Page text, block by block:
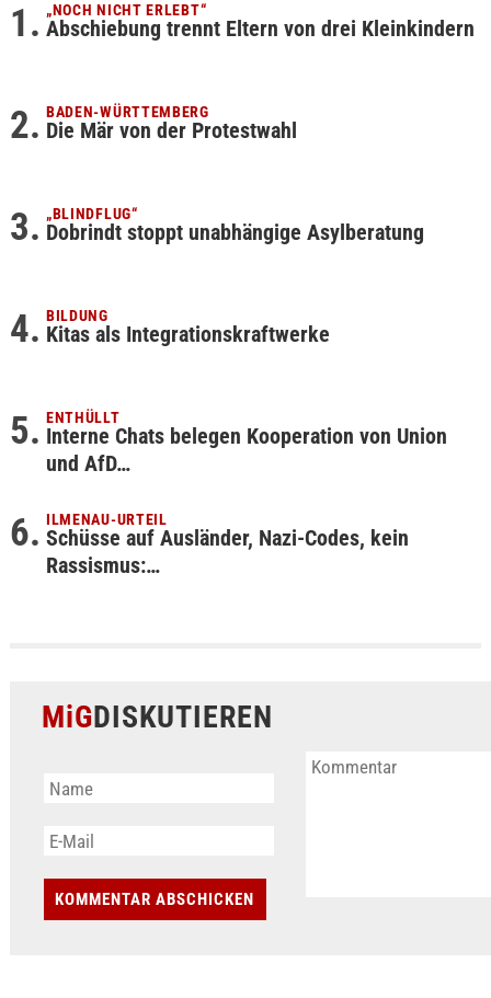
„NOCH NICHT ERLEBT“
Abschiebung trennt Eltern von drei Kleinkindern
BADEN-WÜRTTEMBERG
Die Mär von der Protestwahl
„BLINDFLUG“
Dobrindt stoppt unabhängige Asylberatung
BILDUNG
Kitas als Integrationskraftwerke
ENTHÜLLT
Interne Chats belegen Kooperation von Union
und AfD…
ILMENAU-URTEIL
Schüsse auf Ausländer, Nazi-Codes, kein
Rassismus:…
MiGDISKUTIEREN